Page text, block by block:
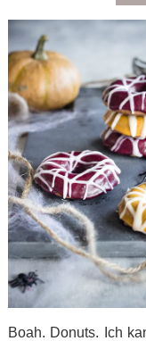
Boah. Donuts. Ich